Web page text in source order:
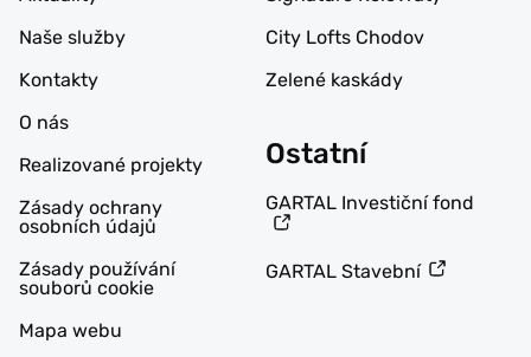
Naše služby
Kontakty
O nás
Realizované projekty
Zásady ochrany
osobních údajů
Zásady používání
souborů cookie
Mapa webu
City Lofts Chodov
Zelené kaskády
Ostatní
GARTAL Investiční fond
GARTAL Stavební